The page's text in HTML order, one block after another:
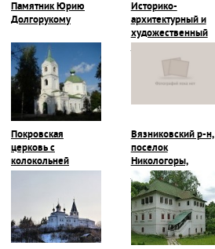
Памятник Юрию
Долгорукому
Историко-
архитектурный и
художественный
Покровская
церковь с
колокольней
Вязниковский р-н,
поселок
Никологоры,
Покровская
церковь